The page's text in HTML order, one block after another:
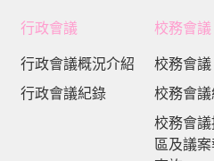
行政會議
行政會議概況介紹
行政會議紀錄
校務會議
校務會議
校務會
校務會
區及議